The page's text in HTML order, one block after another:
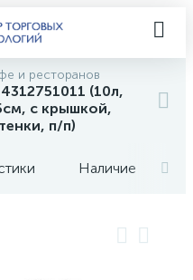
и ресторанов
(10л,
с крышкой,
п/п)
Наличие